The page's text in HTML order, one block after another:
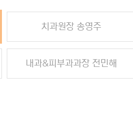
치과원장 송영주
내과&피부과과장 전민해